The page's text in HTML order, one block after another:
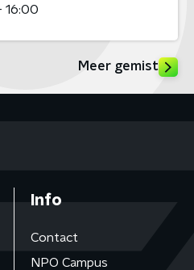
16:00
Meer gemist
Info
Contact
NPO Campus